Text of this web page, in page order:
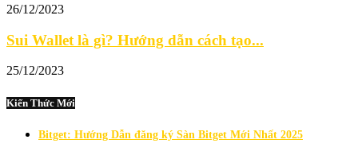
26/12/2023
Sui Wallet là gì? Hướng dẫn cách tạo...
25/12/2023
Kiến Thức Mới
Bitget: Hướng Dẫn đăng ký Sàn Bitget Mới Nhất 2025